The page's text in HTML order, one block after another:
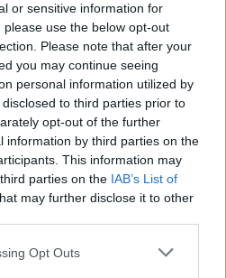
or sensitive information for
use the below opt-out
Please note that after your
you may continue seeing
personal information utilized by
to third parties prior to
opt-out of the further
information by third parties on the
This information may
parties on the IAB’s List of
may further disclose it to other
Opt Outs
Próximo artigo
Assalto ao Mini Preço da
Lousã Termina em
Despiste e Captura em Vila
Nova de Poiares
MAIS DO AUTOR